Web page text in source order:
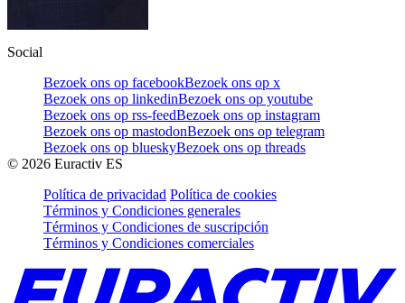
Social
Bezoek ons op facebookBezoek ons op x
Bezoek ons op linkedinBezoek ons op youtube
Bezoek ons op rss-feedBezoek ons op instagram
Bezoek ons op mastodonBezoek ons op telegram
Bezoek ons op blueskyBezoek ons op threads
© 2026 Euractiv ES
Política de privacidad Política de cookies
Términos y Condiciones generales
Términos y Condiciones de suscripción
Términos y Condiciones comerciales